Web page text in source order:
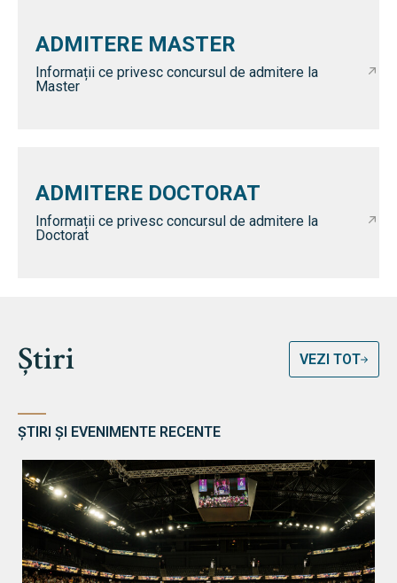
ADMITERE MASTER
Informații ce privesc concursul de admitere la
Master
ADMITERE DOCTORAT
Informații ce privesc concursul de admitere la
Doctorat
Știri VEZI TOT
ȘTIRI ȘI EVENIMENTE RECENTE